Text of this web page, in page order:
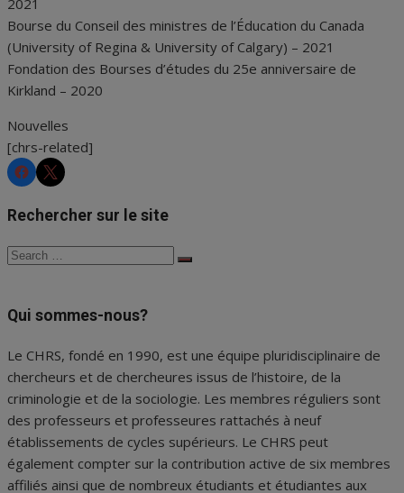
2021
Bourse du Conseil des ministres de l’Éducation du Canada
(University of Regina & University of Calgary) – 2021
Fondation des Bourses d’études du 25e anniversaire de
Kirkland – 2020
Nouvelles
[chrs-related]
CHRSCHRS
Rechercher sur le site
Search
Search
Qui sommes-nous?
Le CHRS, fondé en 1990, est une équipe pluridisciplinaire de
chercheurs et de chercheures issus de l’histoire, de la
criminologie et de la sociologie. Les membres réguliers sont
des professeurs et professeures rattachés à neuf
établissements de cycles supérieurs. Le CHRS peut
également compter sur la contribution active de six membres
affiliés ainsi que de nombreux étudiants et étudiantes aux